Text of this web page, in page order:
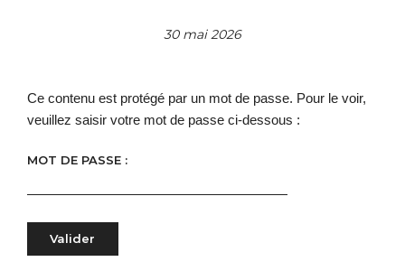
30 mai 2026
Ce contenu est protégé par un mot de passe. Pour le voir,
veuillez saisir votre mot de passe ci-dessous :
MOT DE PASSE :